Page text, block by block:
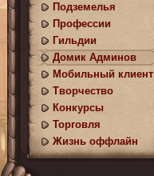
Подземелья
Профессии
Гильдии
Домик Админов
Мобильный клиент
Творчество
Конкурсы
Торговля
Жизнь оффлайн